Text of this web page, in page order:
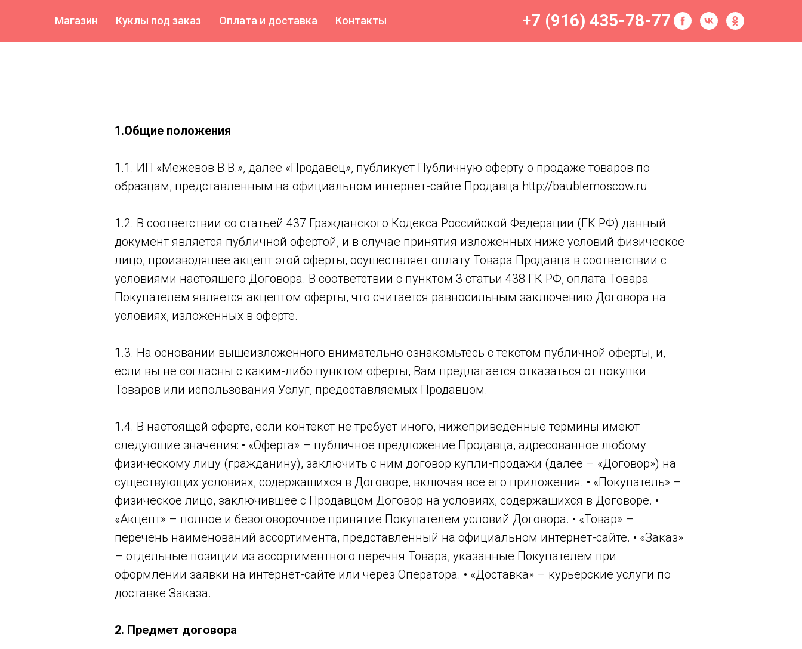
Магазин Куклы под заказ Оплата и доставка Контакты +7 (916) 435-78-77
1.Общие положения
1.1. ИП «Межевов В.В.», далее «Продавец», публикует Публичную оферту о продаже товаров по
образцам, представленным на официальном интернет-сайте Продавца http://baublemoscow.ru
1.2. В соответствии со статьей 437 Гражданского Кодекса Российской Федерации (ГК РФ) данный
документ является публичной офертой, и в случае принятия изложенных ниже условий физическое
лицо, производящее акцепт этой оферты, осуществляет оплату Товара Продавца в соответствии с
условиями настоящего Договора. В соответствии с пунктом 3 статьи 438 ГК РФ, оплата Товара
Покупателем является акцептом оферты, что считается равносильным заключению Договора на
условиях, изложенных в оферте.
1.3. На основании вышеизложенного внимательно ознакомьтесь с текстом публичной оферты, и,
если вы не согласны с каким-либо пунктом оферты, Вам предлагается отказаться от покупки
Товаров или использования Услуг, предоставляемых Продавцом.
1.4. В настоящей оферте, если контекст не требует иного, нижеприведенные термины имеют
следующие значения: • «Оферта» – публичное предложение Продавца, адресованное любому
физическому лицу (гражданину), заключить с ним договор купли-продажи (далее – «Договор») на
существующих условиях, содержащихся в Договоре, включая все его приложения. • «Покупатель» –
физическое лицо, заключившее с Продавцом Договор на условиях, содержащихся в Договоре. •
«Акцепт» – полное и безоговорочное принятие Покупателем условий Договора. • «Товар» –
перечень наименований ассортимента, представленный на официальном интернет-сайте. • «Заказ»
– отдельные позиции из ассортиментного перечня Товара, указанные Покупателем при
оформлении заявки на интернет-сайте или через Оператора. • «Доставка» – курьерские услуги по
доставке Заказа.
2. Предмет договора